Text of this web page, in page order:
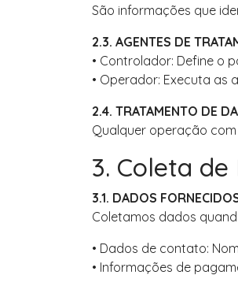
São informações que
2.3. AGENTES DE
• Controlador: Define o
• Operador: Executa
2.4. TRATAMENTO DE
Qualquer operação
3. Coleta de
3.1. DADOS
Coletamos dados
• Dados de contato:
• Informações de